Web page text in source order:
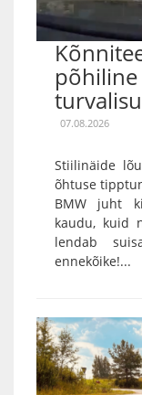
põhiline
07.08.2026
Stiilinäide
õhtuse
BMW juht
kaudu, kuid
lendab
ennekõike!...